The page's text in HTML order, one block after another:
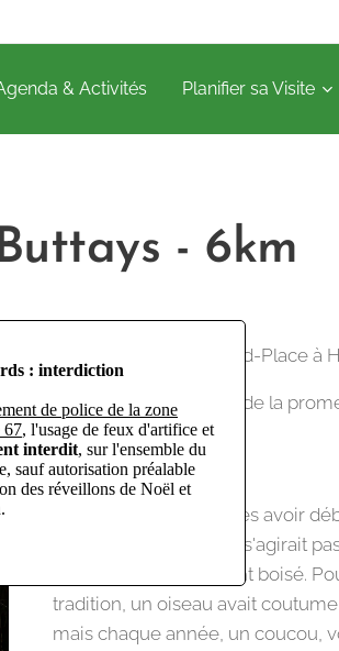
: interdiction
de police de la zone
67, l'usage de feux d'artifice et
interdit, sur l'ensemble du
sauf autorisation préalable
des réveillons de Noël et
& Activités Planifier sa Visite
- 6km
Parking et départ Grand-Place à
Possibilité d'extension de la
Fontaine des Buttays.
Cette promenade, après avoir
Il ne s'agirait
mais plutôt d'un versant boisé.
tradition, un oiseau avait
mais chaque année, un coucou,